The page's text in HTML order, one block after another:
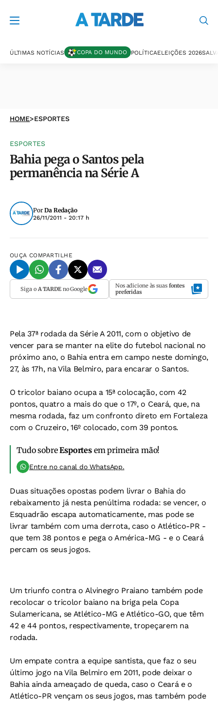
ÚLTIMAS NOTÍCIAS COPA DO MUNDO POLÍTICAELEIÇÕES 2026
HOME>ESPORTES
ESPORTES
Bahia pega o Santos pela
permanência na Série A
Por Da Redação
26/11/2011 - 20:17 h
OUÇA COMPARTILHE
Siga o A TARDEno Google Nos adicione às suas fontes
preferidas
Pela 37ª rodada da Série A 2011, com o objetivo de
vencer para se manter na elite do futebol nacional no
próximo ano, o Bahia entra em campo neste domingo,
27, às 17h, na Vila Belmiro, para encarar o Santos.
O tricolor baiano ocupa a 15ª colocação, com 42
pontos, quatro a mais do que o 17º, o Ceará, que, na
mesma rodada, faz um confronto direto em Fortaleza
com o Cruzeiro, 16º colocado, com 39 pontos.
Tudo sobreEsportesem primeira mão!
Entre no canal do WhatsApp.
Duas situações opostas podem livrar o Bahia do
rebaixamento já nesta penúltima rodada: se vencer, o
Esquadrão escapa automaticamente, mas pode se
livrar também com uma derrota, caso o Atlético-PR -
que tem 38 pontos e pega o América-MG - e o Ceará
percam os seus jogos.
Um triunfo contra o Alvinegro Praiano também pode
recolocar o tricolor baiano na briga pela Copa
Sulamericana, se Atlético-MG e Atlético-GO, que têm
42 e 44 pontos, respectivamente, tropeçarem na
rodada.
Um empate contra a equipe santista, que faz o seu
último jogo na Vila Belmiro em 2011, pode deixar o
Bahia ainda ameaçado de queda, caso o Ceará e o
Atlético-PR vençam os seus jogos, mas também pode